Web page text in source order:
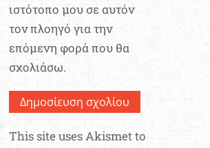
ιστότοπο μου σε αυτόν
τον πλοηγό για την
επόμενη φορά που θα
σχολιάσω.
This site uses Akismet to